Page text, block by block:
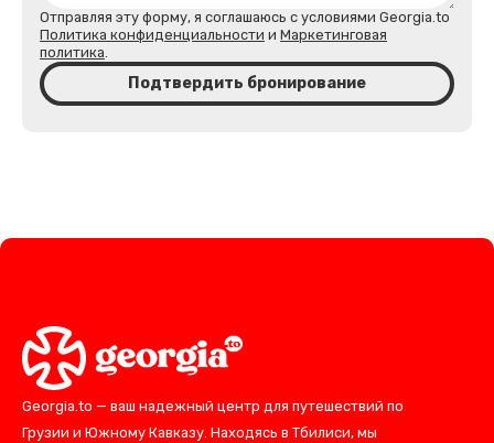
Отправляя эту форму, я соглашаюсь с условиями Georgia.to
Политика конфиденциальности и Маркетинговая
политика.
Подтвердить бронирование
Georgia.to — ваш надежный центр для путешествий по
Грузии и Южному Кавказу. Находясь в Тбилиси, мы